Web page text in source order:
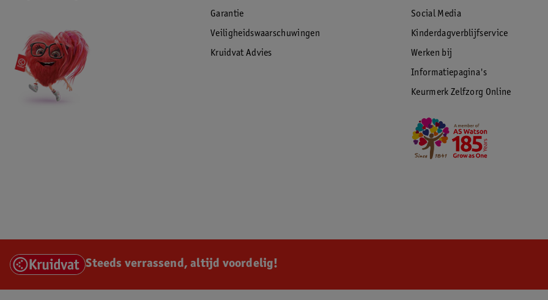
Garantie
Veiligheidswaarschuwingen
Kruidvat Advies
Social Media
Kinderdagverblijfservice
Werken bij
Informatiepagina's
Keurmerk Zelfzorg Online
Steeds verrassend, altijd voordelig!